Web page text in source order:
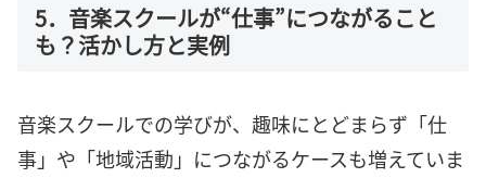
5．音楽スクールが“仕事”につながること
も？活かし方と実例
音楽スクールでの学びが、趣味にとどまらず「仕
事」や「地域活動」につながるケースも増えていま